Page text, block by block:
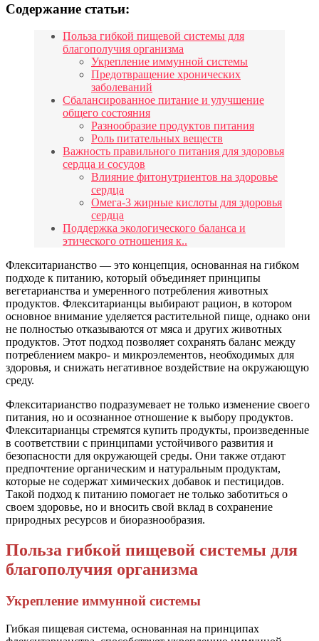
Содержание статьи:
Польза гибкой пищевой системы для
благополучия организма
Укрепление иммунной системы
Предотвращение хронических
заболеваний
Сбалансированное питание и улучшение
общего состояния
Разнообразие продуктов питания
Роль питательных веществ
Важность правильного питания для здоровья
сердца и сосудов
Влияние фитонутриентов на здоровье
сердца
Омега-3 жирные кислоты для здоровья
сердца
Поддержка экологического баланса и
этического отношения к..
Флекситарианство — это концепция, основанная на гибком
подходе к питанию, который объединяет принципы
вегетарианства и умеренного потребления животных
продуктов. Флекситарианцы выбирают рацион, в котором
основное внимание уделяется растительной пище, однако они
не полностью отказываются от мяса и других животных
продуктов. Этот подход позволяет сохранять баланс между
потреблением макро- и микроэлементов, необходимых для
здоровья, и снижать негативное воздействие на окружающую
среду.
Флекситарианство подразумевает не только изменение своего
питания, но и осознанное отношение к выбору продуктов.
Флекситарианцы стремятся купить продукты, произведенные
в соответствии с принципами устойчивого развития и
безопасности для окружающей среды. Они также отдают
предпочтение органическим и натуральным продуктам,
которые не содержат химических добавок и пестицидов.
Такой подход к питанию помогает не только заботиться о
своем здоровье, но и вносить свой вклад в сохранение
природных ресурсов и биоразнообразия.
Польза гибкой пищевой системы для
благополучия организма
Укрепление иммунной системы
Гибкая пищевая система, основанная на принципах